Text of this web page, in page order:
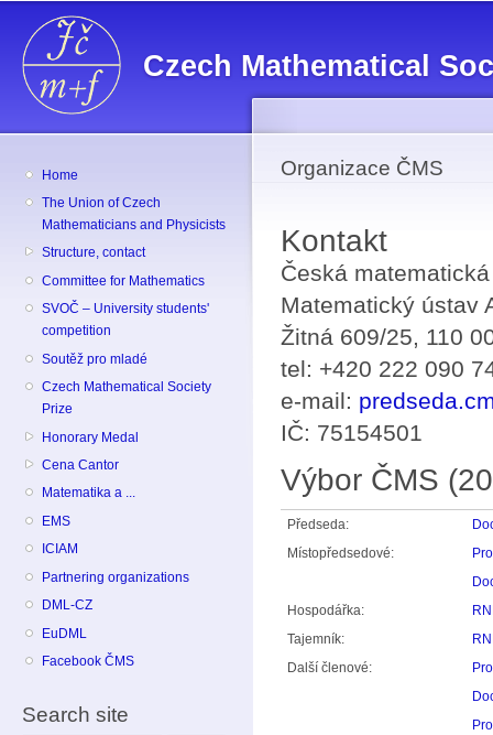
Czech Mathematical
Home
The Union of Czech
Mathematicians and Physicists
Structure, contact
Committee for Mathematics
SVOČ – University students'
competition
Soutěž pro mladé
Czech Mathematical Society
Prize
Honorary Medal
Cena Cantor
Matematika a ...
EMS
ICIAM
Partnering organizations
DML-CZ
EuDML
Facebook ČMS
Search site
Organizace ČMS
Kontakt
Česká
Matematický ústav
Žitná 609/25, 110
tel: +420 222 090
e-mail:
IČ: 75154501
Výbor ČMS
Předseda:
Místopředsedové:
Hospodářka:
Tajemník:
Další členové: